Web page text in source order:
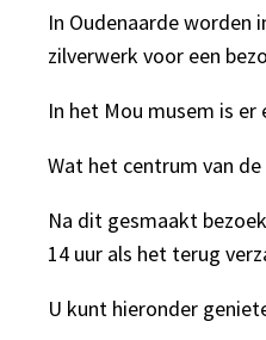
In Oudenaarde worden
zilverwerk voor een
In het Mou musem is
Wat het centrum van
Na dit gesmaakt
14 uur als het terug
U kunt hieronder